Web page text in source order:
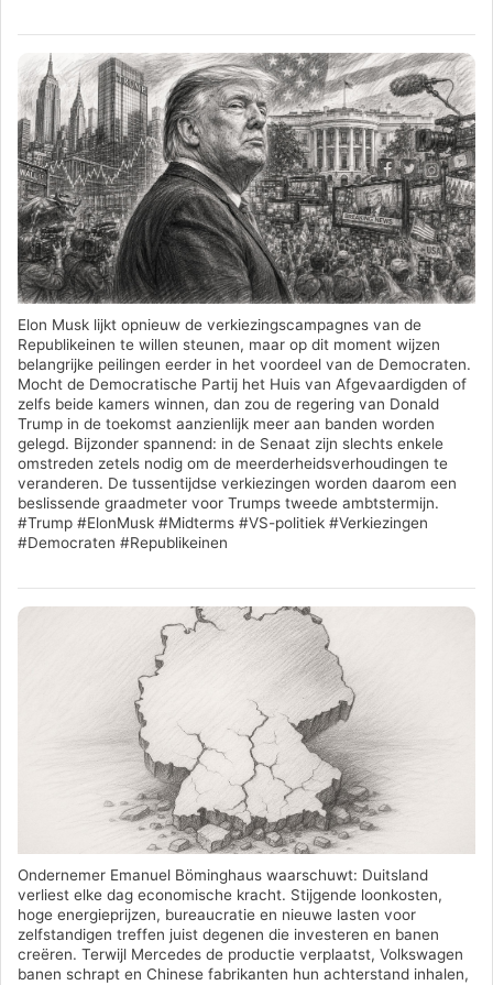
Elon Musk lijkt opnieuw de verkiezingscampagnes van de
Republikeinen te willen steunen, maar op dit moment wijzen
belangrijke peilingen eerder in het voordeel van de Democraten.
Mocht de Democratische Partij het Huis van Afgevaardigden of
zelfs beide kamers winnen, dan zou de regering van Donald
Trump in de toekomst aanzienlijk meer aan banden worden
gelegd. Bijzonder spannend: in de Senaat zijn slechts enkele
omstreden zetels nodig om de meerderheidsverhoudingen te
veranderen. De tussentijdse verkiezingen worden daarom een
beslissende graadmeter voor Trumps tweede ambtstermijn.
#Trump #ElonMusk #Midterms #VS-politiek #Verkiezingen
#Democraten #Republikeinen
Ondernemer Emanuel Böminghaus waarschuwt: Duitsland
verliest elke dag economische kracht. Stijgende loonkosten,
hoge energieprijzen, bureaucratie en nieuwe lasten voor
zelfstandigen treffen juist degenen die investeren en banen
creëren. Terwijl Mercedes de productie verplaatst, Volkswagen
banen schrapt en Chinese fabrikanten hun achterstand inhalen,